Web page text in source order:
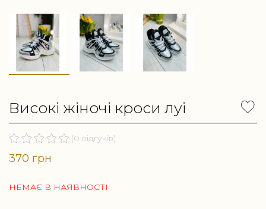
Високі жіночі кроси луі
(0 відгуків)
370 грн
НЕМАЄ В НАЯВНОСТІ